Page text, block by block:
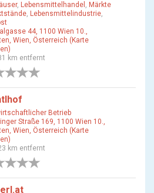
, Lebensmittelhandel , Märkte
, Lebensmittelindustrie,
44, 1100 Wien 10.,
Wien, Österreich (Karte
km entfernt
Betrieb
Straße 169, 1100 Wien 10.,
Wien, Österreich (Karte
km entfernt